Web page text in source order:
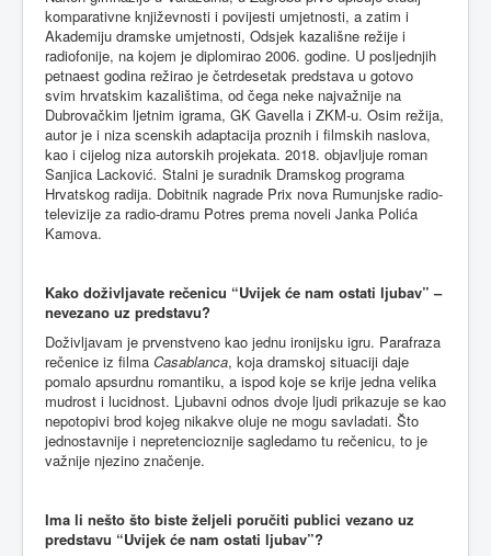
komparativne književnosti i povijesti umjetnosti, a zatim i
Akademiju dramske umjetnosti, Odsjek kazališne režije i
radiofonije, na kojem je diplomirao 2006. godine. U posljednjih
petnaest godina režirao je četrdesetak predstava u gotovo
svim hrvatskim kazalištima, od čega neke najvažnije na
Dubrovačkim ljetnim igrama, GK Gavella i ZKM-u. Osim režija,
autor je i niza scenskih adaptacija proznih i filmskih naslova,
kao i cijelog niza autorskih projekata. 2018. objavljuje roman
Sanjica Lacković. Stalni je suradnik Dramskog programa
Hrvatskog radija. Dobitnik nagrade Prix nova Rumunjske radio-
televizije za radio-dramu Potres prema noveli Janka Polića
Kamova.
Kako doživljavate rečenicu “Uvijek će nam ostati ljubav” –
nevezano uz predstavu?
Doživljavam je prvenstveno kao jednu ironijsku igru. Parafraza
rečenice iz filma Casablanca, koja dramskoj situaciji daje
pomalo apsurdnu romantiku, a ispod koje se krije jedna velika
mudrost i lucidnost. Ljubavni odnos dvoje ljudi prikazuje se kao
nepotopivi brod kojeg nikakve oluje ne mogu savladati. Što
jednostavnije i nepretencioznije sagledamo tu rečenicu, to je
važnije njezino značenje.
Ima li nešto što biste željeli poručiti publici vezano uz
predstavu “Uvijek će nam ostati ljubav”?